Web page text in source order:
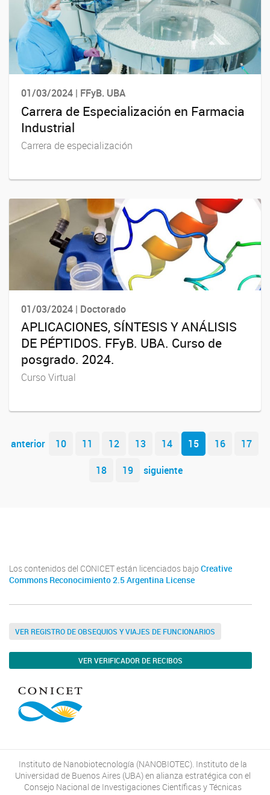
01/03/2024 | FFyB. UBA
Carrera de Especialización en Farmacia
Industrial
Carrera de especialización
01/03/2024 | Doctorado
APLICACIONES, SÍNTESIS Y ANÁLISIS
DE PÉPTIDOS. FFyB. UBA. Curso de
posgrado. 2024.
Curso Virtual
Navegador de artículos
anterior 10 11 12 13 14 15 16
17
18
19 siguiente
Los contenidos del CONICET están licenciados bajo Creative
Commons Reconocimiento 2.5 Argentina License
VER REGISTRO DE OBSEQUIOS Y VIAJES DE FUNCIONARIOS
VER VERIFICADOR DE RECIBOS
Instituto de Nanobiotecnología (NANOBIOTEC). Instituto de la
Universidad de Buenos Aires (UBA) en alianza estratégica con el
Consejo Nacional de Investigaciones Científicas y Técnicas